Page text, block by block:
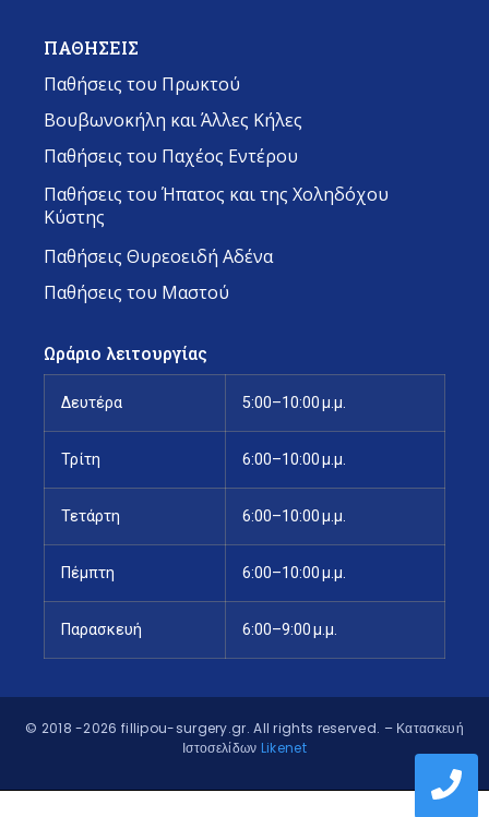
ΠΑΘΗΣΕΙΣ
Παθήσεις του Πρωκτού
Βουβωνοκήλη και Άλλες Κήλες
Παθήσεις του Παχέος Εντέρου
Παθήσεις του Ήπατος και της Χοληδόχου
Κύστης
Παθήσεις Θυρεοειδή Αδένα
Παθήσεις του Μαστού
Ωράριο λειτουργίας
Δευτέρα 5:00–10:00 μ.μ.
Τρίτη 6:00–10:00 μ.μ.
Τετάρτη 6:00–10:00 μ.μ.
Πέμπτη 6:00–10:00 μ.μ.
Παρασκευή 6:00–9:00 μ.μ.
© 2018 -2026 fillipou-surgery.gr. All rights reserved. – Κατασκευή
Ιστοσελίδων Likenet